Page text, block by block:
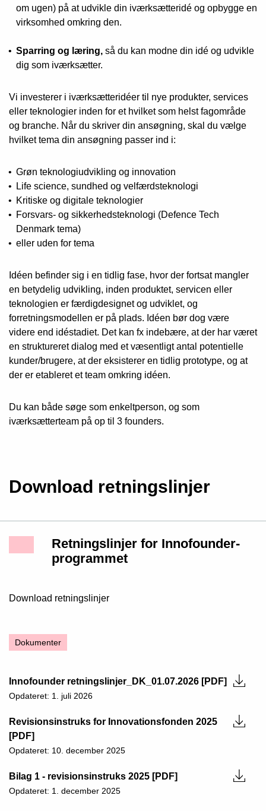
om ugen) på at udvikle din iværksætteridé og opbygge en
virksomhed omkring den.
Sparring og læring, så du kan modne din idé og udvikle
dig som iværksætter.
Vi investerer i iværksætteridéer til nye produkter, services
eller teknologier inden for et hvilket som helst fagområde
og branche. Når du skriver din ansøgning, skal du vælge
hvilket tema din ansøgning passer ind i:
Grøn teknologiudvikling og innovation
Life science, sundhed og velfærdsteknologi
Kritiske og digitale teknologier
Forsvars- og sikkerhedsteknologi (Defence Tech
Denmark tema)
eller uden for tema
Idéen befinder sig i en tidlig fase, hvor der fortsat mangler
en betydelig udvikling, inden produktet, servicen eller
teknologien er færdigdesignet og udviklet, og
forretningsmodellen er på plads. Idéen bør dog være
videre end idéstadiet. Det kan fx indebære, at der har været
en struktureret dialog med et væsentligt antal potentielle
kunder/brugere, at der eksisterer en tidlig prototype, og at
der er etableret et team omkring idéen.
Du kan både søge som enkeltperson, og som
iværksætterteam på op til 3 founders.
Download retningslinjer
Retningslinjer for Innofounder-
programmet
Download retningslinjer
Dokumenter
Innofounder retningslinjer_DK_01.07.2026 [PDF]
Opdateret: 1. juli 2026
Revisionsinstruks for Innovationsfonden 2025
[PDF]
Opdateret: 10. december 2025
Bilag 1 - revisionsinstruks 2025 [PDF]
Opdateret: 1. december 2025